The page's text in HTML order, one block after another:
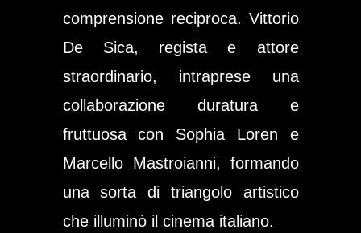
comprensione reciproca. Vittorio
De Sica, regista e attore
straordinario, intraprese una
collaborazione duratura e
fruttuosa con Sophia Loren e
Marcello Mastroianni, formando
una sorta di triangolo artistico
che illuminò il cinema italiano.